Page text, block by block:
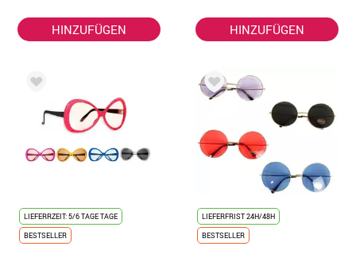
HINZUFÜGEN HINZUFÜGEN
LIEFERRZEIT: 5/6 TAGE TAGE
BESTSELLER
LIEFERFRIST 24H/48H
BESTSELLER